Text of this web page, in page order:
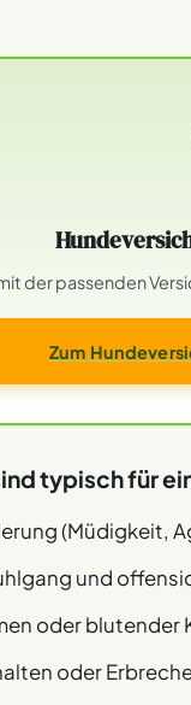
der passenden
Zum
typisch für
(Müdigkeit,
und
oder blutender
oder